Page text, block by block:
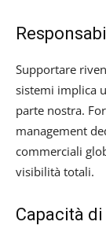
Supportare
sistemi implica
parte nostra.
management
commerciali
visibilità totali.
Capacità